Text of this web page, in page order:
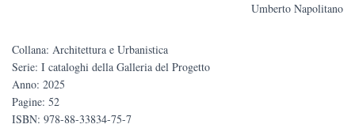
Umberto Napolitano
Collana: Architettura e Urbanistica
Serie: I cataloghi della Galleria del Progetto
Anno: 2025
Pagine: 52
ISBN: 978-88-33834-75-7